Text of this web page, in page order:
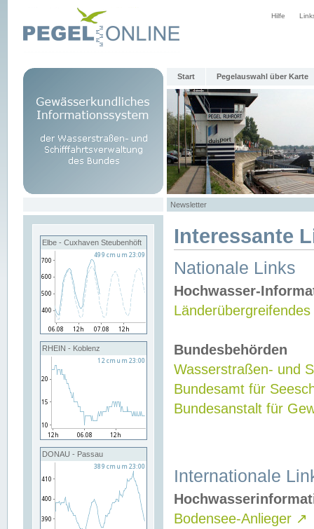
Hilfe
Start Pegelauswahl über Karte
Newsletter
Elbe - Cuxhaven Steubenhöft
RHEIN - Koblenz
DONAU - Passau
Interessante
Nationale Links
Hochwasser-
Bundesbehörden
Wasserstraßen- und
Bundesamt für
Bundesanstalt für
Internationale
Bodensee-Anlieger ↗